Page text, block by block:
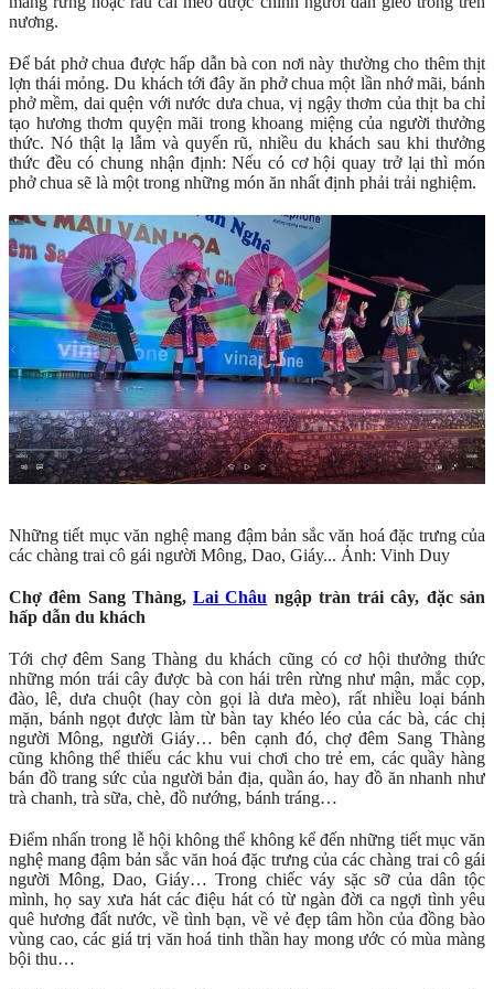
nương.
Để bát phở chua được hấp dẫn bà con nơi này thường cho thêm thịt
lợn thái mỏng. Du khách tới đây ăn phở chua một lần nhớ mãi, bánh
phở mềm, dai quện với nước dưa chua, vị ngậy thơm của thịt ba chỉ
tạo hương thơm quyện mãi trong khoang miệng của người thưởng
thức. Nó thật lạ lẫm và quyến rũ, nhiều du khách sau khi thưởng
thức đều có chung nhận định: Nếu có cơ hội quay trở lại thì món
phở chua sẽ là một trong những món ăn nhất định phải trải nghiệm.
Những tiết mục văn nghệ mang đậm bản sắc văn hoá đặc trưng của
các chàng trai cô gái người Mông, Dao, Giáy... Ảnh: Vinh Duy
Chợ đêm Sang Thàng,Lai Châu ngập tràn trái cây, đặc sản
hấp dẫn du khách
Tới chợ đêm Sang Thàng du khách cũng có cơ hội thưởng thức
những món trái cây được bà con hái trên rừng như mận, mắc cọp,
đào, lê, dưa chuột (hay còn gọi là dưa mèo), rất nhiều loại bánh
mặn, bánh ngọt được làm từ bàn tay khéo léo của các bà, các chị
người Mông, người Giáy… bên cạnh đó, chợ đêm Sang Thàng
cũng không thể thiếu các khu vui chơi cho trẻ em, các quầy hàng
bán đồ trang sức của người bản địa, quần áo, hay đồ ăn nhanh như
trà chanh, trà sữa, chè, đồ nướng, bánh tráng…
Điểm nhấn trong lễ hội không thể không kể đến những tiết mục văn
nghệ mang đậm bản sắc văn hoá đặc trưng của các chàng trai cô gái
người Mông, Dao, Giáy… Trong chiếc váy sặc sỡ của dân tộc
mình, họ say xưa hát các điệu hát có từ ngàn đời ca ngợi tình yêu
quê hương đất nước, về tình bạn, về vẻ đẹp tâm hồn của đồng bào
vùng cao, các giá trị văn hoá tinh thần hay mong ước có mùa màng
bội thu…